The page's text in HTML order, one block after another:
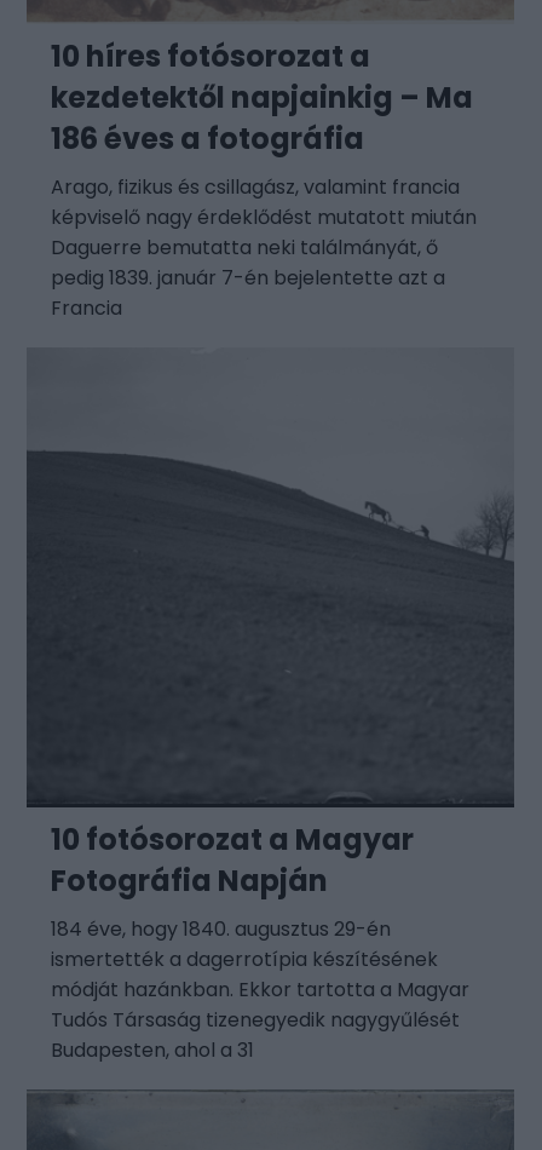
10 híres fotósorozat a
kezdetektől napjainkig – Ma
186 éves a fotográfia
Arago, fizikus és csillagász, valamint francia
képviselő nagy érdeklődést mutatott miután
Daguerre bemutatta neki találmányát, ő
pedig 1839. január 7-én bejelentette azt a
Francia
10 fotósorozat a Magyar
Fotográfia Napján
184 éve, hogy 1840. augusztus 29-én
ismertették a dagerrotípia készítésének
módját hazánkban. Ekkor tartotta a Magyar
Tudós Társaság tizenegyedik nagygyűlését
Budapesten, ahol a 31